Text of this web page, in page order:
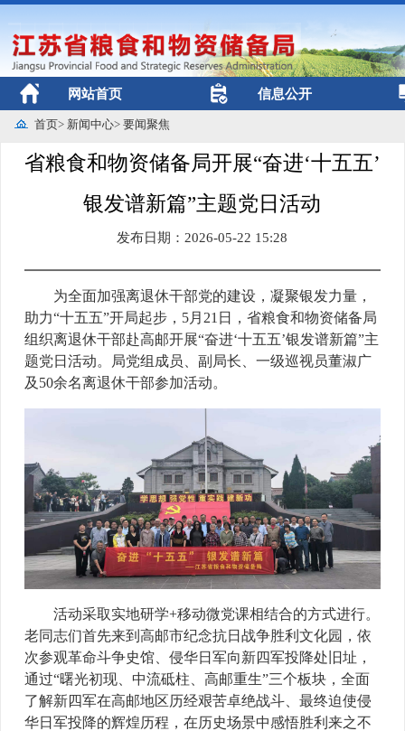
网站首页 信息公开
首页> 新闻中心> 要闻聚焦
省粮食和物资储备局开展“奋进‘十五五’
银发谱新篇”主题党日活动
发布日期：2026-05-22 15:28
为全面加强离退休干部党的建设，凝聚银发力量，
助力“十五五”开局起步，5月21日，省粮食和物资储备局
组织离退休干部赴高邮开展“奋进‘十五五’银发谱新篇”主
题党日活动。局党组成员、副局长、一级巡视员董淑广
及50余名离退休干部参加活动。
活动采取实地研学+移动微党课相结合的方式进行。
老同志们首先来到高邮市纪念抗日战争胜利文化园，依
次参观革命斗争史馆、侵华日军向新四军投降处旧址，
通过“曙光初现、中流砥柱、高邮重生”三个板块，全面
了解新四军在高邮地区历经艰苦卓绝战斗、最终迫使侵
华日军投降的辉煌历程，在历史场景中感悟胜利来之不